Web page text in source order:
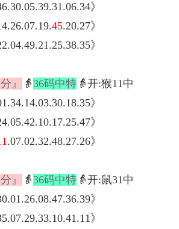
》
45.20.27》
》
』 👵 36码中特 👵开:猴11中
》
》
.07.02.32.48.27.26》
』 👵 36码中特 👵开:鼠31中
》
》